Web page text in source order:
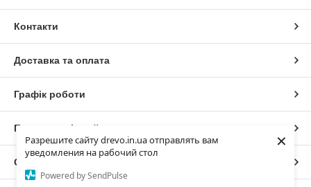
Разрешите сайту drevo.in.ua отправлять вам
уведомления на рабочий стол
Powered by SendPulse
×
Контакти
Доставка та оплата
Графік роботи
Повна версія сайту
Сайт створено на маркетплейсі